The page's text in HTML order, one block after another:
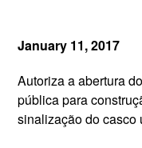
January 11, 2017
Autoriza a abertura
pública para
sinalização do